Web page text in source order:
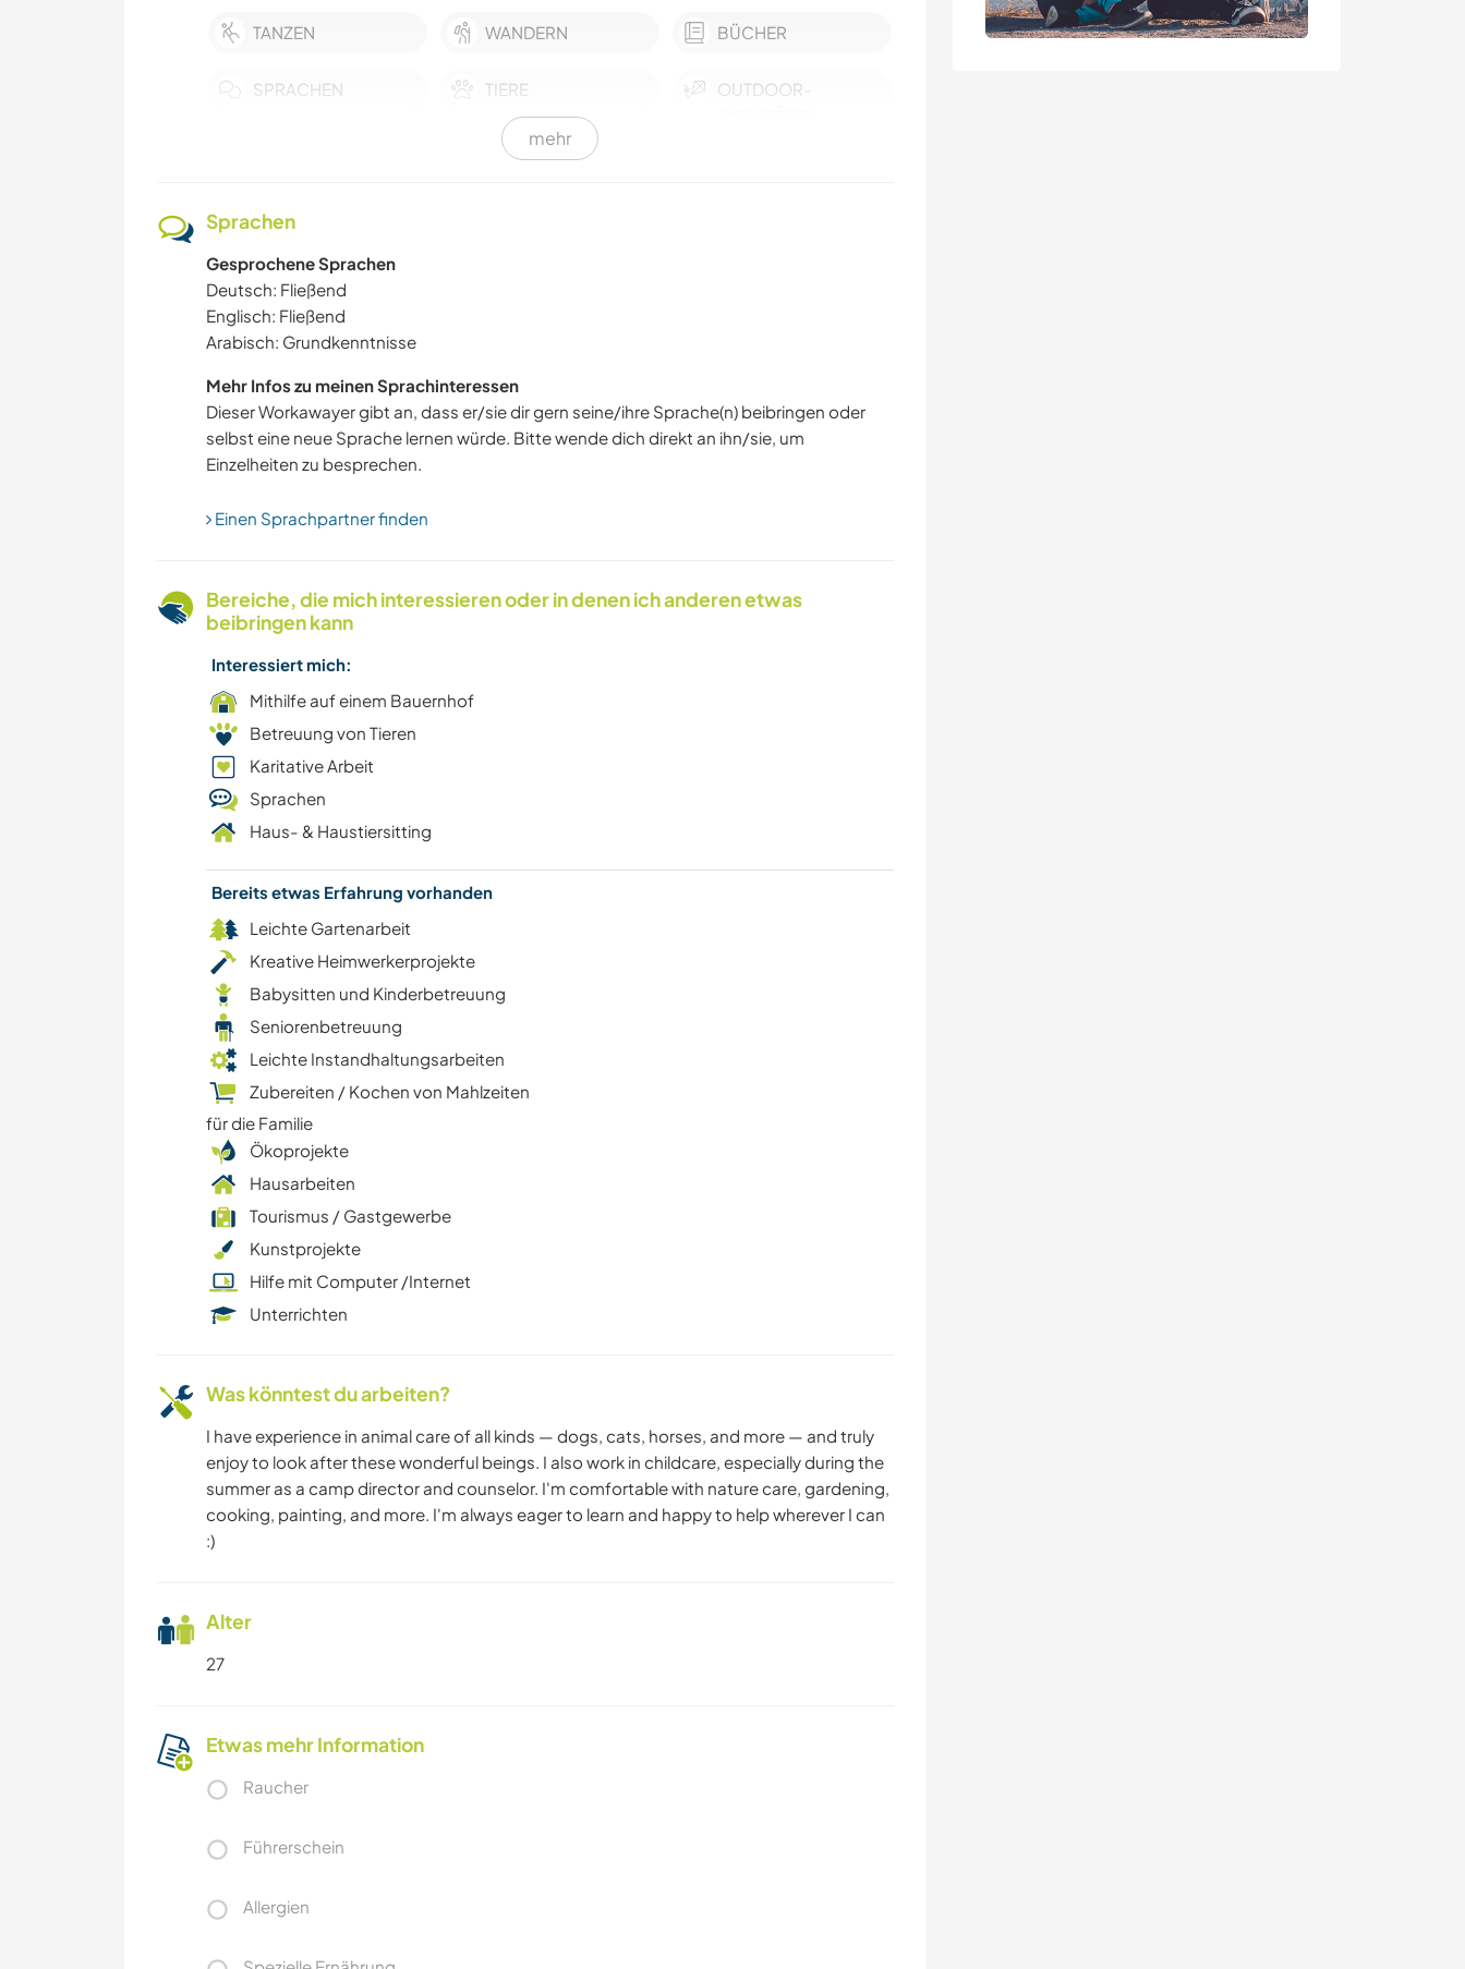
TANZEN WANDERN BÜCHER
SPRACHEN TIERE
OUTDOOR-
mehr
Sprachen
Gesprochene Sprachen
Deutsch: Fließend
Englisch: Fließend
Arabisch: Grundkenntnisse
Mehr Infos zu meinen Sprachinteressen
Dieser Workawayer gibt an, dass er/sie dir gern seine/ihre Sprache(n) beibringen oder
selbst eine neue Sprache lernen würde. Bitte wende dich direkt an ihn/sie, um
Einzelheiten zu besprechen.
Einen Sprachpartner finden
Bereiche, die mich interessieren oder in denen ich anderen etwas
beibringen kann
Interessiert mich:
Mithilfe auf einem Bauernhof
Betreuung von Tieren
Karitative Arbeit
Sprachen
Haus- & Haustiersitting
Bereits etwas Erfahrung vorhanden
Leichte Gartenarbeit
Kreative Heimwerkerprojekte
Babysitten und Kinderbetreuung
Seniorenbetreuung
Leichte Instandhaltungsarbeiten
Zubereiten / Kochen von Mahlzeiten
für die Familie
Ökoprojekte
Hausarbeiten
Tourismus / Gastgewerbe
Kunstprojekte
Hilfe mit Computer /Internet
Unterrichten
Was könntest du arbeiten?
I have experience in animal care of all kinds — dogs, cats, horses, and more — and truly
enjoy to look after these wonderful beings. I also work in childcare, especially during the
summer as a camp director and counselor. I'm comfortable with nature care, gardening,
cooking, painting, and more. I'm always eager to learn and happy to help wherever I can
:)
Alter
27
Etwas mehr Information
Raucher
Führerschein
Allergien